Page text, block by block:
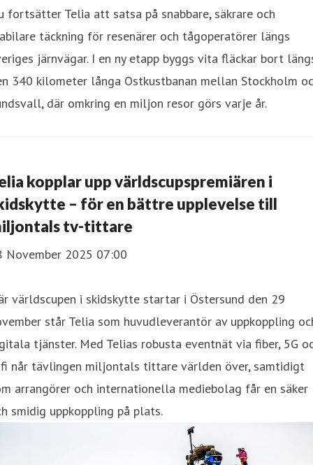
fortsätter Telia att satsa på snabbare, säkrare och
täckning för resenärer och tågoperatörer längs
järnvägar. I en ny etapp byggs vita fläckar bort
340 kilometer långa Ostkustbanan mellan Stockholm
där omkring en miljon resor görs varje år.
kopplar upp världscupspremiären i
– för en bättre upplevelse till
tv-tittare
November 2025 07:00
världscupen i skidskytte startar i Östersund den 29
står Telia som huvudleverantör av uppkoppling
tjänster. Med Telias robusta eventnät via fiber, 5G
når tävlingen miljontals tittare världen över, samtidigt
arrangörer och internationella mediebolag får en säker
smidig uppkoppling på plats.